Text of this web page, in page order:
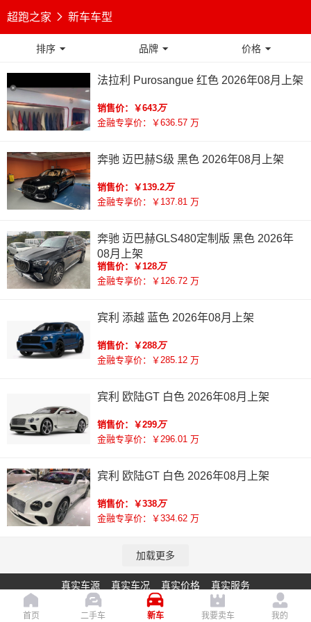
超跑之家  新车车型
排序  品牌  价格 
法拉利 Purosangue 红色 2026年08月上架
销售价：￥643万
金融专享价：￥636.57 万
奔驰 迈巴赫S级 黑色 2026年08月上架
销售价：￥139.2万
金融专享价：￥137.81 万
奔驰 迈巴赫GLS480定制版 黑色 2026年
08月上架
销售价：￥128万
金融专享价：￥126.72 万
宾利 添越 蓝色 2026年08月上架
销售价：￥288万
金融专享价：￥285.12 万
宾利 欧陆GT 白色 2026年08月上架
销售价：￥299万
金融专享价：￥296.01 万
宾利 欧陆GT 白色 2026年08月上架
销售价：￥338万
金融专享价：￥334.62 万
加载更多
首页 二手车 新车 我要卖车 我的
真实车源 真实车况 真实价格 真实服务
宏盛通达 粤ICP备20008451号-1 站长统计：